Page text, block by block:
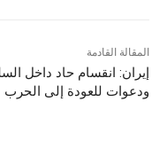
المقالة القادمة
إيران: انقسام حاد داخل
ودعوات للعودة إلى الحرب